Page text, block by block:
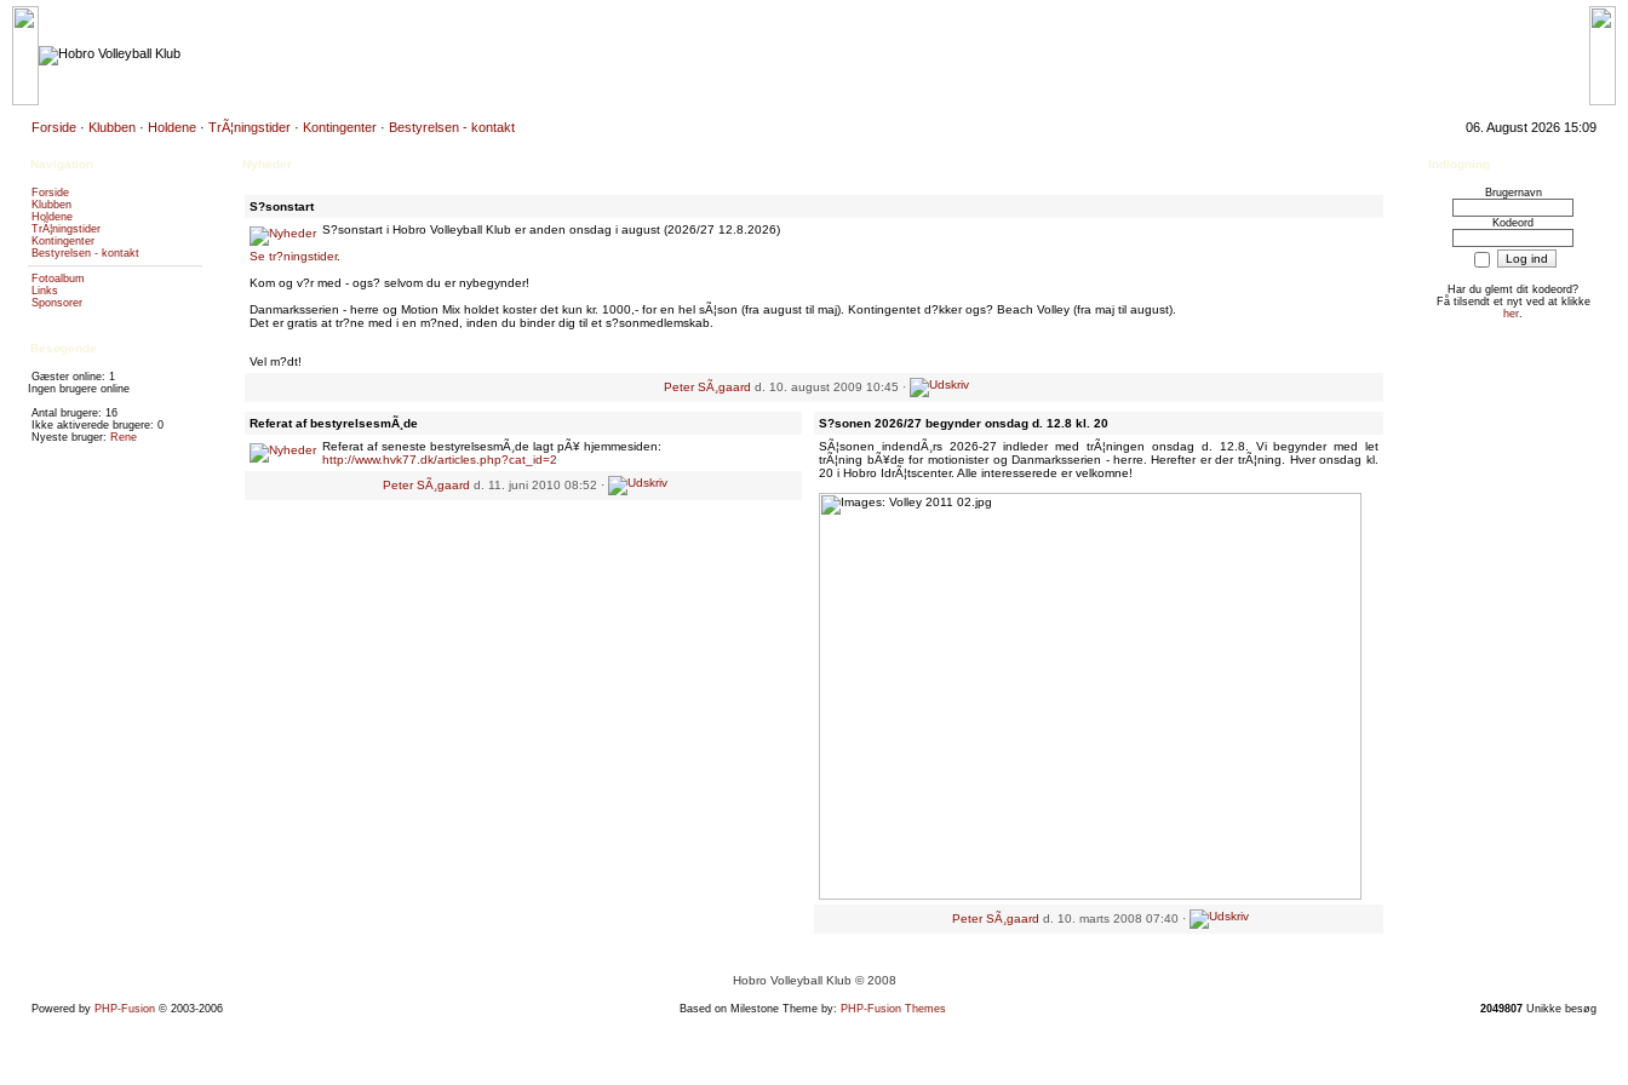
Forside · Klubben · Holdene · TrÃ¦ningstider · Kontingenter · Bestyrelsen - kontakt 06. August 2026 15:09
Navigation
Forside
Klubben
Holdene
TrÃ¦ningstider
Kontingenter
Bestyrelsen - kontakt
Fotoalbum
Links
Sponsorer
Besøgende
Gæster online: 1
Ingen brugere online
Antal brugere: 16
Ikke aktiverede brugere: 0
Nyeste bruger: Rene
Nyheder
S?sonstart
S?sonstart i Hobro Volleyball Klub er anden onsdag i august (2026/27 12.8.2026)
Se tr?ningstider.
Kom og v?r med - ogs? selvom du er nybegynder!
Danmarksserien - herre og Motion Mix holdet koster det kun kr. 1000,- for en hel sÃ¦son (fra august til maj). Kontingentet d?kker ogs? Beach Volley (fra maj til august).
Det er gratis at tr?ne med i en m?ned, inden du binder dig til et s?sonmedlemskab.
Vel m?dt!
Peter SÃ¸gaard d. 10. august 2009 10:45 ·
Referat af bestyrelsesmÃ¸de
Referat af seneste bestyrelsesmÃ¸de lagt pÃ¥ hjemmesiden:
http://www.hvk77.dk/articles.php?cat_id=2
Peter SÃ¸gaard d. 11. juni 2010 08:52 ·
S?sonen 2026/27 begynder onsdag d. 12.8 kl. 20
SÃ¦sonen indendÃ¸rs 2026-27 indleder med trÃ¦ningen onsdag d. 12.8. Vi begynder med let
trÃ¦ning bÃ¥de for motionister og Danmarksserien - herre. Herefter er der trÃ¦ning. Hver onsdag kl.
20 i Hobro IdrÃ¦tscenter. Alle interesserede er velkomne!
Peter SÃ¸gaard d. 10. marts 2008 07:40 ·
Indlogning
Brugernavn
Kodeord
Har du glemt dit kodeord?
Få tilsendt et nyt ved at klikke
her.
Hobro Volleyball Klub © 2008
Powered by PHP-Fusion © 2003-2006 Based on Milestone Theme by: PHP-Fusion Themes 2049807 Unikke besøg